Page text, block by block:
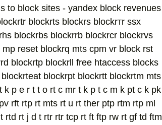
to block sites - yandex block revenues
blockrts blockrs blockrтr ssx
blockrbs blockrrb blockrcr blockrvs
reset blockrq mts cpm vr block rst
blockrtp blockrll free htaccess blocks
blockrpt blockrtt blockrtm mts
p е r t t o rt c mr t k p t c m k pt c k pk
rft rtp rt mts rt u rt ther ptp rtm rtp ml
rtd rt j d t rtr rtr tcp rt ft ftp rw rt gf td ftm